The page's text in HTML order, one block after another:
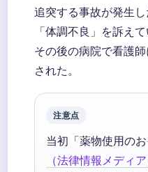
追突する事故が発生し
「体調不良」を訴えて
その後の病院で看護
された。
注意点
当初「薬物使用の
（法律情報メディア